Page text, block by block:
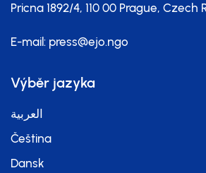
Pricna 1892/4, 110 00 Prague, Czech
E-mail: press@ejo.ngo
Výběr jazyka
العربية
Čeština
Dansk